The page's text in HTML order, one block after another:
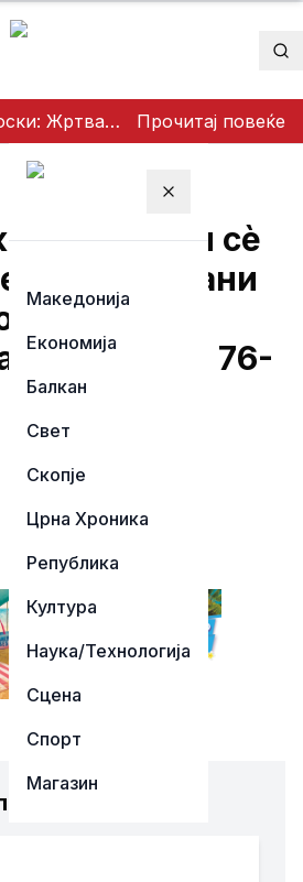
Мицкоски: Жртвата на бранителите – трајно потсетување дека мирот, слободата и безбедноста имаат своја цена Прочитај повеќе
Затвори мени
Македонија
Економија
Балкан
Свет
Скопје
Црна Хроника
Република
Култура
Наука/Технологија
Сцена
Спорт
Магазин
кај Солун сè
Евакуирани
и уапсен 76-